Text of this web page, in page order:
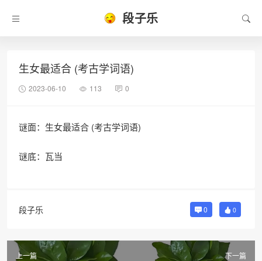
段子乐
生女最适合 (考古学词语)
2023-06-10 113 0
谜面：生女最适合 (考古学词语)
谜底：瓦当
段子乐 0 0
上一篇
下一篇